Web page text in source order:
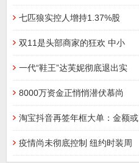
七匹狼实控人增持1.37%股
双11是头部商家的狂欢 中小
一代“鞋王”达芙妮彻底退出实
8000万资金正悄悄潜伏慕尚
淘宝抖音再签年框大单：金额或
疫情尚未彻底控制 纽约时装周